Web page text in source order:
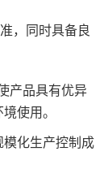
，同时具备良
产品具有优异
使用。
模化生产控制成